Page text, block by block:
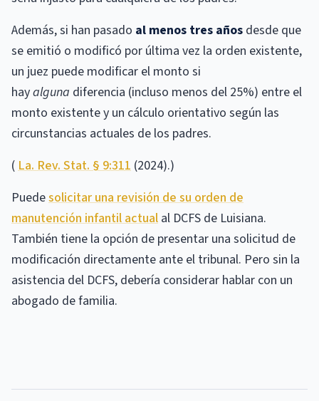
Además, si han pasado al menos tres años desde que
se emitió o modificó por última vez la orden existente,
un juez puede modificar el monto si
hayalguna diferencia (incluso menos del 25%) entre el
monto existente y un cálculo orientativo según las
circunstancias actuales de los padres.
(La. Rev. Stat. § 9:311 (2024).)
Puedesolicitar una revisión de su orden de
manutención infantil actual al DCFS de Luisiana.
También tiene la opción de presentar una solicitud de
modificación directamente ante el tribunal. Pero sin la
asistencia del DCFS, debería considerar hablar con un
abogado de familia.